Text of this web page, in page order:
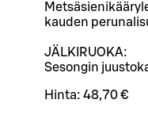
kauden
JÄLKIRUOKA:
Sesongin
Hinta: 48,70 €